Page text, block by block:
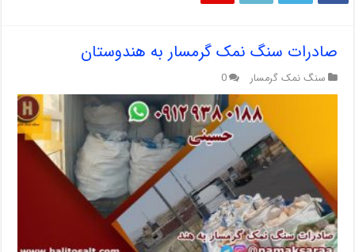
صادرات سنگ نمک گرمسار به هندوستان
سنگ نمک گرمسار 0